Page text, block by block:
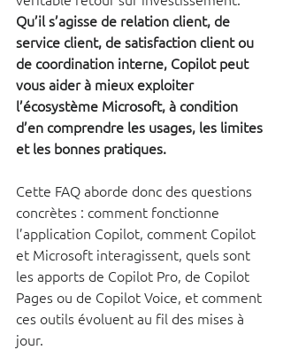
Qu’il s’agisse de relation client, de
service client, de satisfaction client ou
de coordination interne, Copilot peut
vous aider à mieux exploiter
l’écosystème Microsoft, à condition
d’en comprendre les usages, les limites
et les bonnes pratiques.
Cette FAQ aborde donc des questions
concrètes : comment fonctionne
l’application Copilot, comment Copilot
et Microsoft interagissent, quels sont
les apports de Copilot Pro, de Copilot
Pages ou de Copilot Voice, et comment
ces outils évoluent au fil des mises à
jour.